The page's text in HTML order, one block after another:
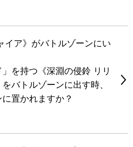
イア》がバトルゾーンにい
を持つ《深淵の侵鈴 リリ
バトルゾーンに出す時、
置かれますか？